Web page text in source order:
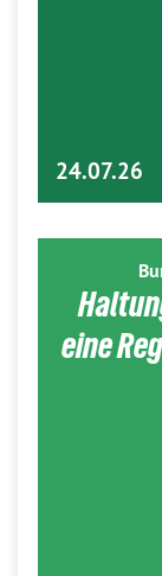
24.07.26
eine